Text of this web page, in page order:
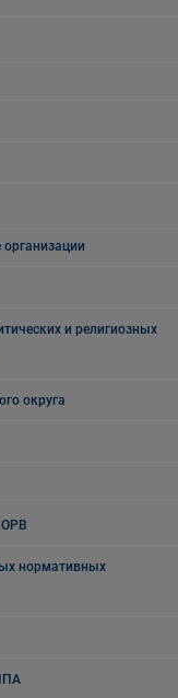
и религиозных
округа
ОРВ
нормативных